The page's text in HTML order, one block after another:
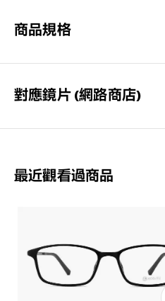
商品規格
對應鏡片 (網路商店)
最近觀看過商品